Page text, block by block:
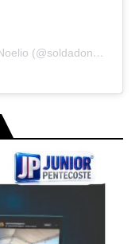
Um post compartilhado por Soldado Noelio (@soldadonoelio)